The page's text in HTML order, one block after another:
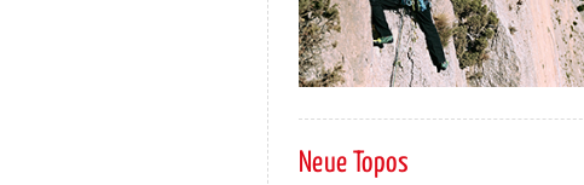
Neue Topos